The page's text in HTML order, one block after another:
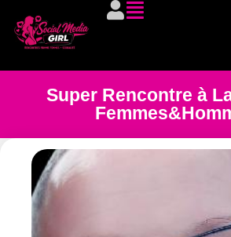
Super Rencontre à